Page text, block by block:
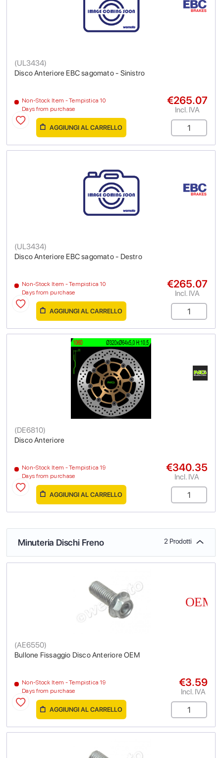
Disco Anteriore EBC sagomato - Sinistro
(UL3434)
Non-Stock Item - Tempistica 10
Days from purchase
€265.07
Incl. IVA
AGGIUNGI AL CARRELLO
Disco Anteriore EBC sagomato - Destro
(UL3434)
Non-Stock Item - Tempistica 10
Days from purchase
€265.07
Incl. IVA
AGGIUNGI AL CARRELLO
Disco Anteriore
(DE6810)
Non-Stock Item - Tempistica 19
Days from purchase
€340.35
Incl. IVA
AGGIUNGI AL CARRELLO
Minuteria Dischi Freno 2 Prodotti
Bullone Fissaggio Disco Anteriore OEM
(AE6550)
Non-Stock Item - Tempistica 19
Days from purchase
€3.59
Incl. IVA
AGGIUNGI AL CARRELLO